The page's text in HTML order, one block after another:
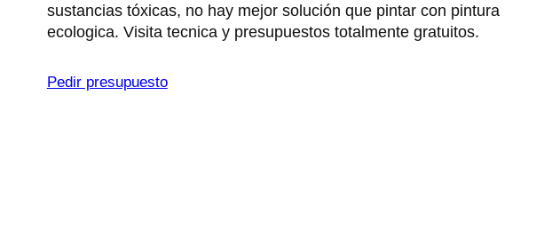
sustancias tóxicas, no hay mejor solución que pintar con pintura
ecologica. Visita tecnica y presupuestos totalmente gratuitos.
Pedir presupuesto